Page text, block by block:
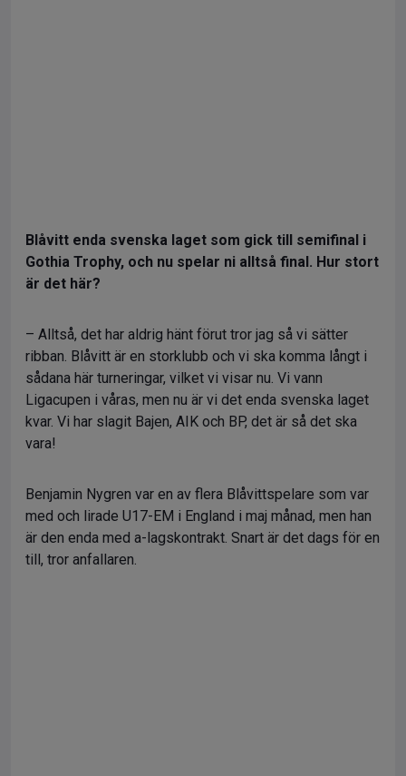
Blåvitt enda svenska laget som gick till semifinal i
Gothia Trophy, och nu spelar ni alltså final. Hur stort
är det här?
– Alltså, det har aldrig hänt förut tror jag så vi sätter
ribban. Blåvitt är en storklubb och vi ska komma långt i
sådana här turneringar, vilket vi visar nu. Vi vann
Ligacupen i våras, men nu är vi det enda svenska laget
kvar. Vi har slagit Bajen, AIK och BP, det är så det ska
vara!
Benjamin Nygren var en av flera Blåvittspelare som var
med och lirade U17-EM i England i maj månad, men han
är den enda med a-lagskontrakt. Snart är det dags för en
till, tror anfallaren.